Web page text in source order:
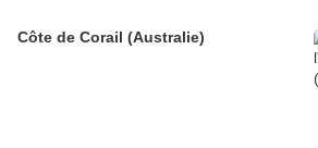
Côte de Corail (Australie)